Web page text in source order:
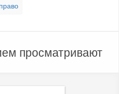
просматривают